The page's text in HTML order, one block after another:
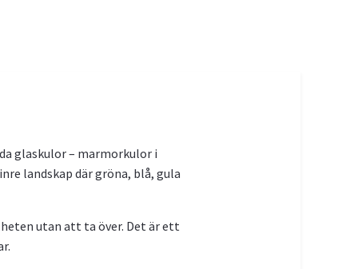
glaskulor – marmorkulor i
landskap där gröna, blå, gula
utan att ta över. Det är ett